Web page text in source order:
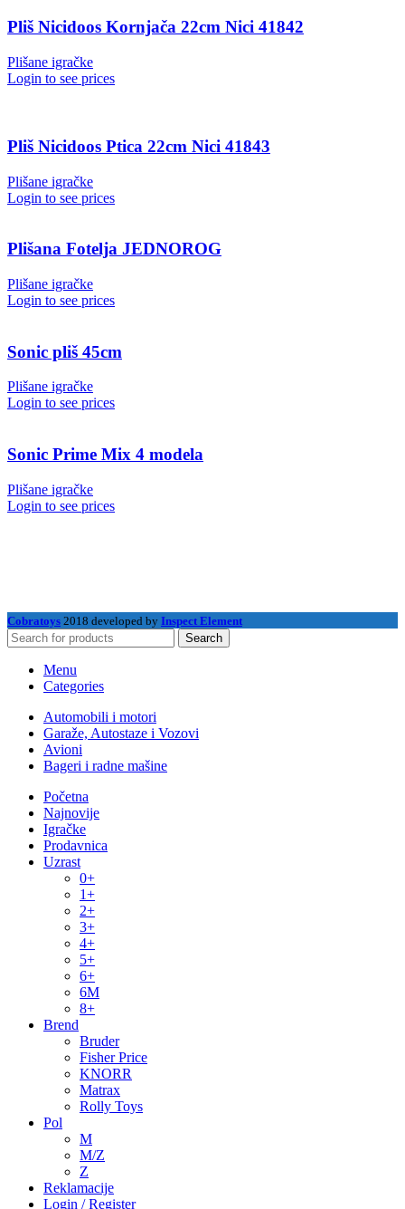
Pliš Nicidoos Kornjača 22cm Nici 41842
Plišane igračke
Login to see prices
Pliš Nicidoos Ptica 22cm Nici 41843
Plišane igračke
Login to see prices
Plišana Fotelja JEDNOROG
Plišane igračke
Login to see prices
Sonic pliš 45cm
Plišane igračke
Login to see prices
Sonic Prime Mix 4 modela
Plišane igračke
Login to see prices
Cobratoys 2018 developed by Inspect Element
Search
Menu
Categories
Automobili i motori
Garaže, Autostaze i Vozovi
Avioni
Bageri i radne mašine
Početna
Najnovije
Igračke
Prodavnica
Uzrast
0+
1+
2+
3+
4+
5+
6+
6M
8+
Brend
Bruder
Fisher Price
KNORR
Matrax
Rolly Toys
Pol
M
M/Z
Z
Reklamacije
Login / Register